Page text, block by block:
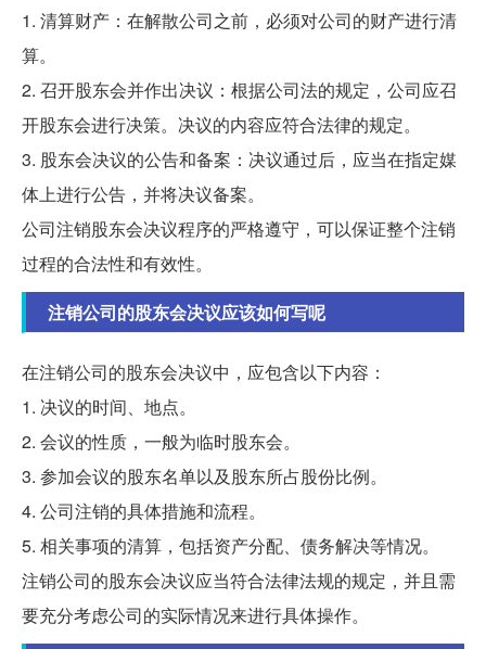
1. 清算财产：在解散公司之前，必须对公司的财产进行清
算。
2. 召开股东会并作出决议：根据公司法的规定，公司应召
开股东会进行决策。决议的内容应符合法律的规定。
3. 股东会决议的公告和备案：决议通过后，应当在指定媒
体上进行公告，并将决议备案。
公司注销股东会决议程序的严格遵守，可以保证整个注销
过程的合法性和有效性。
注销公司的股东会决议应该如何写呢
在注销公司的股东会决议中，应包含以下内容：
1. 决议的时间、地点。
2. 会议的性质，一般为临时股东会。
3. 参加会议的股东名单以及股东所占股份比例。
4. 公司注销的具体措施和流程。
5. 相关事项的清算，包括资产分配、债务解决等情况。
注销公司的股东会决议应当符合法律法规的规定，并且需
要充分考虑公司的实际情况来进行具体操作。